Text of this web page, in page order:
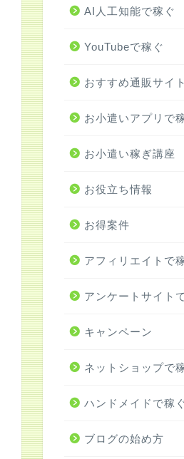
AI人工知能で稼ぐ
YouTubeで稼ぐ
おすすめ通販サイト
お小遣いアプリで
お小遣い稼ぎ講座
お役立ち情報
お得案件
アフィリエイトで
アンケートサイト
キャンペーン
ネットショップで
ハンドメイドで稼
ブログの始め方